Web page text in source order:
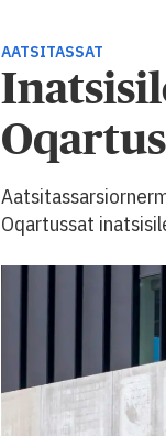
AATSITASSAT
Oqartussat